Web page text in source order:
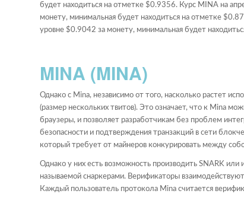
будет находиться на отметке $0.9356. Курс MINA на
монету, минимальная будет находиться на отметке
уровне $0.9042 за монету, минимальная будет
MINA (MINA)
Однако с Mina, независимо от того, насколько растет
(размер нескольких твитов). Это означает, что к Mina
браузеры, и позволяет разработчикам без проблем
безопасности и подтверждения транзакций в сети
который требует от майнеров конкурировать между
Однако у них есть возможность производить SNARK или
называемой снаркерами. Верификаторы
Каждый пользователь протокола Mina считается